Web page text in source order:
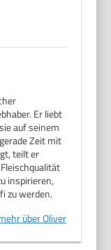
Er liebt
auf seinem
Zeit mit
teilt er
inspirieren,
zu werden.
über Oliver